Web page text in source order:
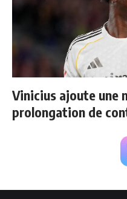
Vinicius ajoute une
prolongation de